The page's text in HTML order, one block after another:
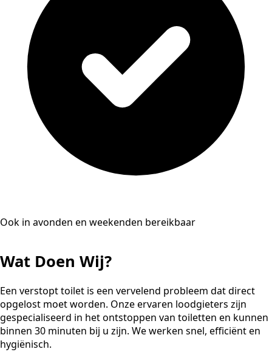
Ook in avonden en weekenden bereikbaar
Wat Doen Wij?
Een verstopt toilet is een vervelend probleem dat direct
opgelost moet worden. Onze ervaren loodgieters zijn
gespecialiseerd in het ontstoppen van toiletten en kunnen
binnen 30 minuten bij u zijn. We werken snel, efficiënt en
hygiënisch.